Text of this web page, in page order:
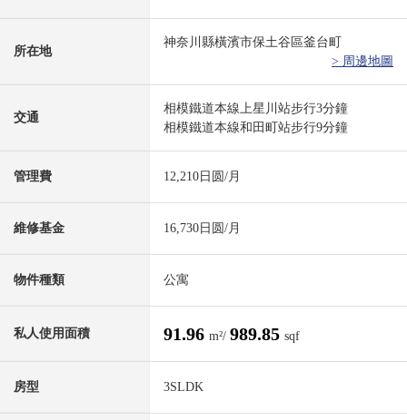
所在地
神奈川縣橫濱市保土谷區釜台町
> 周邊地圖
交通
相模鐵道本線上星川站步行3分鐘
相模鐵道本線和田町站步行9分鐘
管理費 12,210日圆/月
維修基金 16,730日圆/月
物件種類 公寓
私人使用面積 91.96 m²/ 989.85 sqf
房型 3SLDK